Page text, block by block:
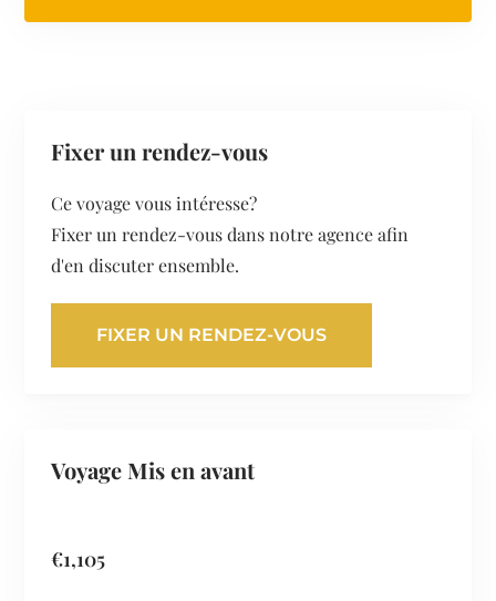
Fixer un rendez-vous
Ce voyage vous intéresse?
Fixer un rendez-vous dans notre agence afin
d'en discuter ensemble.
FIXER UN RENDEZ-VOUS
Voyage Mis en avant
€1,105